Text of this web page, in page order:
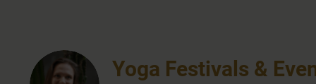
Yoga Festivals &